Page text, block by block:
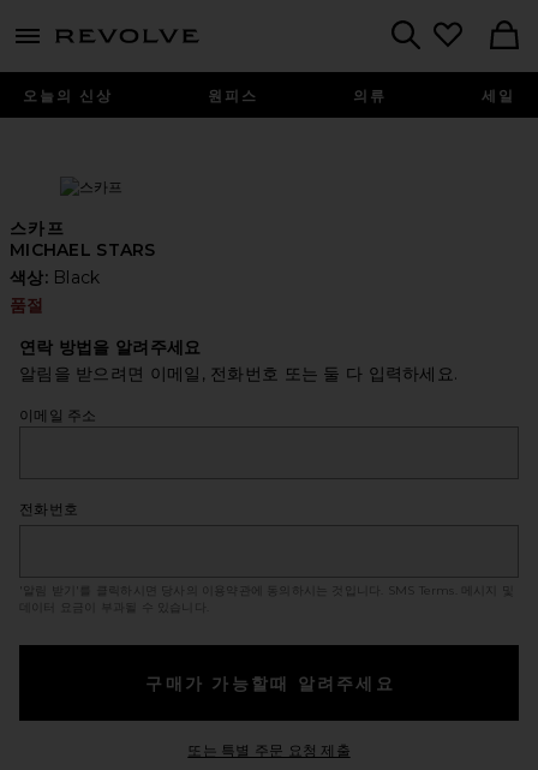
menu - shows more content
오늘의 신상 원피스 의류 세일
스카프
MICHAEL STARS
색상: Black
품절
연락 방법을 알려주세요
알림을 받으려면 이메일, 전화번호 또는 둘 다 입력하세요.
이메일 주소
전화번호
'알림 받기'를 클릭하시면 당사의 이용약관에 동의하시는 것입니다. SMS Terms
. 메시지 및
데이터 요금이 부과될 수 있습니다.
구매가 가능할때 알려주세요
또는 특별 주문 요청 제출Opens in a modal window